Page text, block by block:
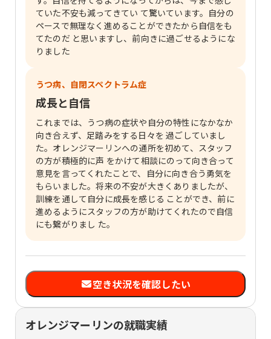
ていた不安も減ってきてい て驚いています。自分の
ペースで無理なく進めることができたから自信をも
てたのだ と思いますし、前向きに過ごせるようにな
りました
うつ病、自閉スペクトラム症
成長と自信
これまでは、うつ病の症状や自分の特性になかなか
向き合えず、足踏みをする日々を 過ごしていまし
た。オレンジマーリンへの通所を初めて、スタッフ
の方が積極的に声 をかけて相談にのって向き合って
意見を言ってくれたことで、自分に向き合う勇気を
もらいました。将来の不安が大きくありましたが、
訓練を通して自分に成長を感じる ことができ、前に
進めるようにスタッフの方が助けてくれたので自信
にも繋がりまし た。
空き状況を確認したい
オレンジマーリンの就職実績